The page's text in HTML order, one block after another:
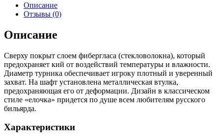
Описание
Отзывы (0)
Описание
Сверху покрыт слоем фибергласа (стекловолокна), который
предохраняет кий от воздействий температуры и влажности.
Диаметр турника обеспечивает игроку плотный и уверенный
захват. На шафт установлена металлическая втулка,
предохраняющая его от деформации. Дизайн в классическом
стиле «елочка» придется по душе всем любителям русского
бильярда.
Характеристики